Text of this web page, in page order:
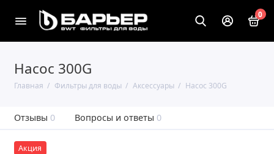
0
Насос 300G
Главная Фильтры для воды Аксессуары Насос 300G
Отзывы 0 Вопросы и ответы 0
Акция